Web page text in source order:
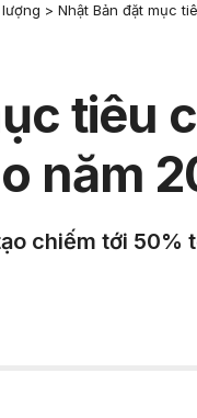
> Nhật Bản đặt mục
tiêu
năm
chiếm tới